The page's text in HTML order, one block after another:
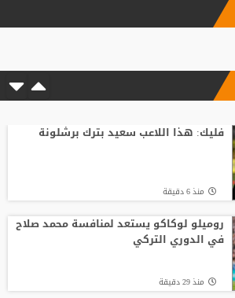
ليفربول يحسم صفقة أراخو لاعب برشلونة
مأساة وفاة لاعب شاب
انطلاق منافسات بطولة الحسن الدولية
العاشرة للتايكواندو
فليك: هذا اللاعب سعيد بترك برشلونة
منذ 6 دقيقة
روميلو لوكاكو يستعد لمنافسة محمد صلاح
في الدوري التركي
منذ 29 دقيقة